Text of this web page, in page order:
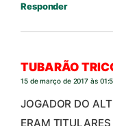
Responder
TUBARÃO
15 de março de 2017 às
JOGADOR DO
ERAM